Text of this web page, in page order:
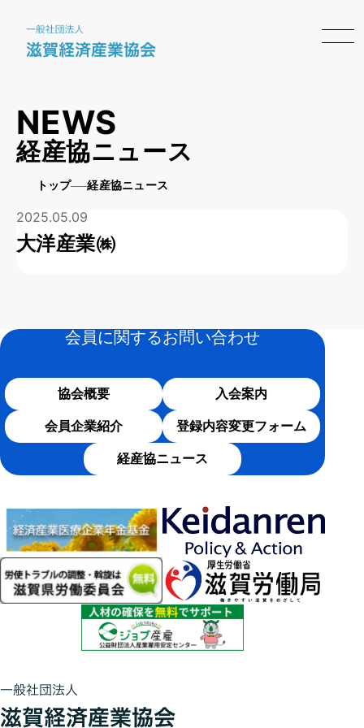
NEWS
経産協ニュース
トップ 経産協ニュース
2025.05.09
大洋産業㈱
会員に関するお問い合わせ
協会概要
入会案内
会員企業紹介
登録内容変更フォーム
経産協ニュース